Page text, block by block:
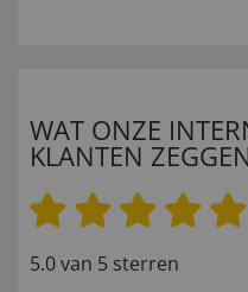
WAT ONZE
KLANTEN
5.0 van 5 sterren